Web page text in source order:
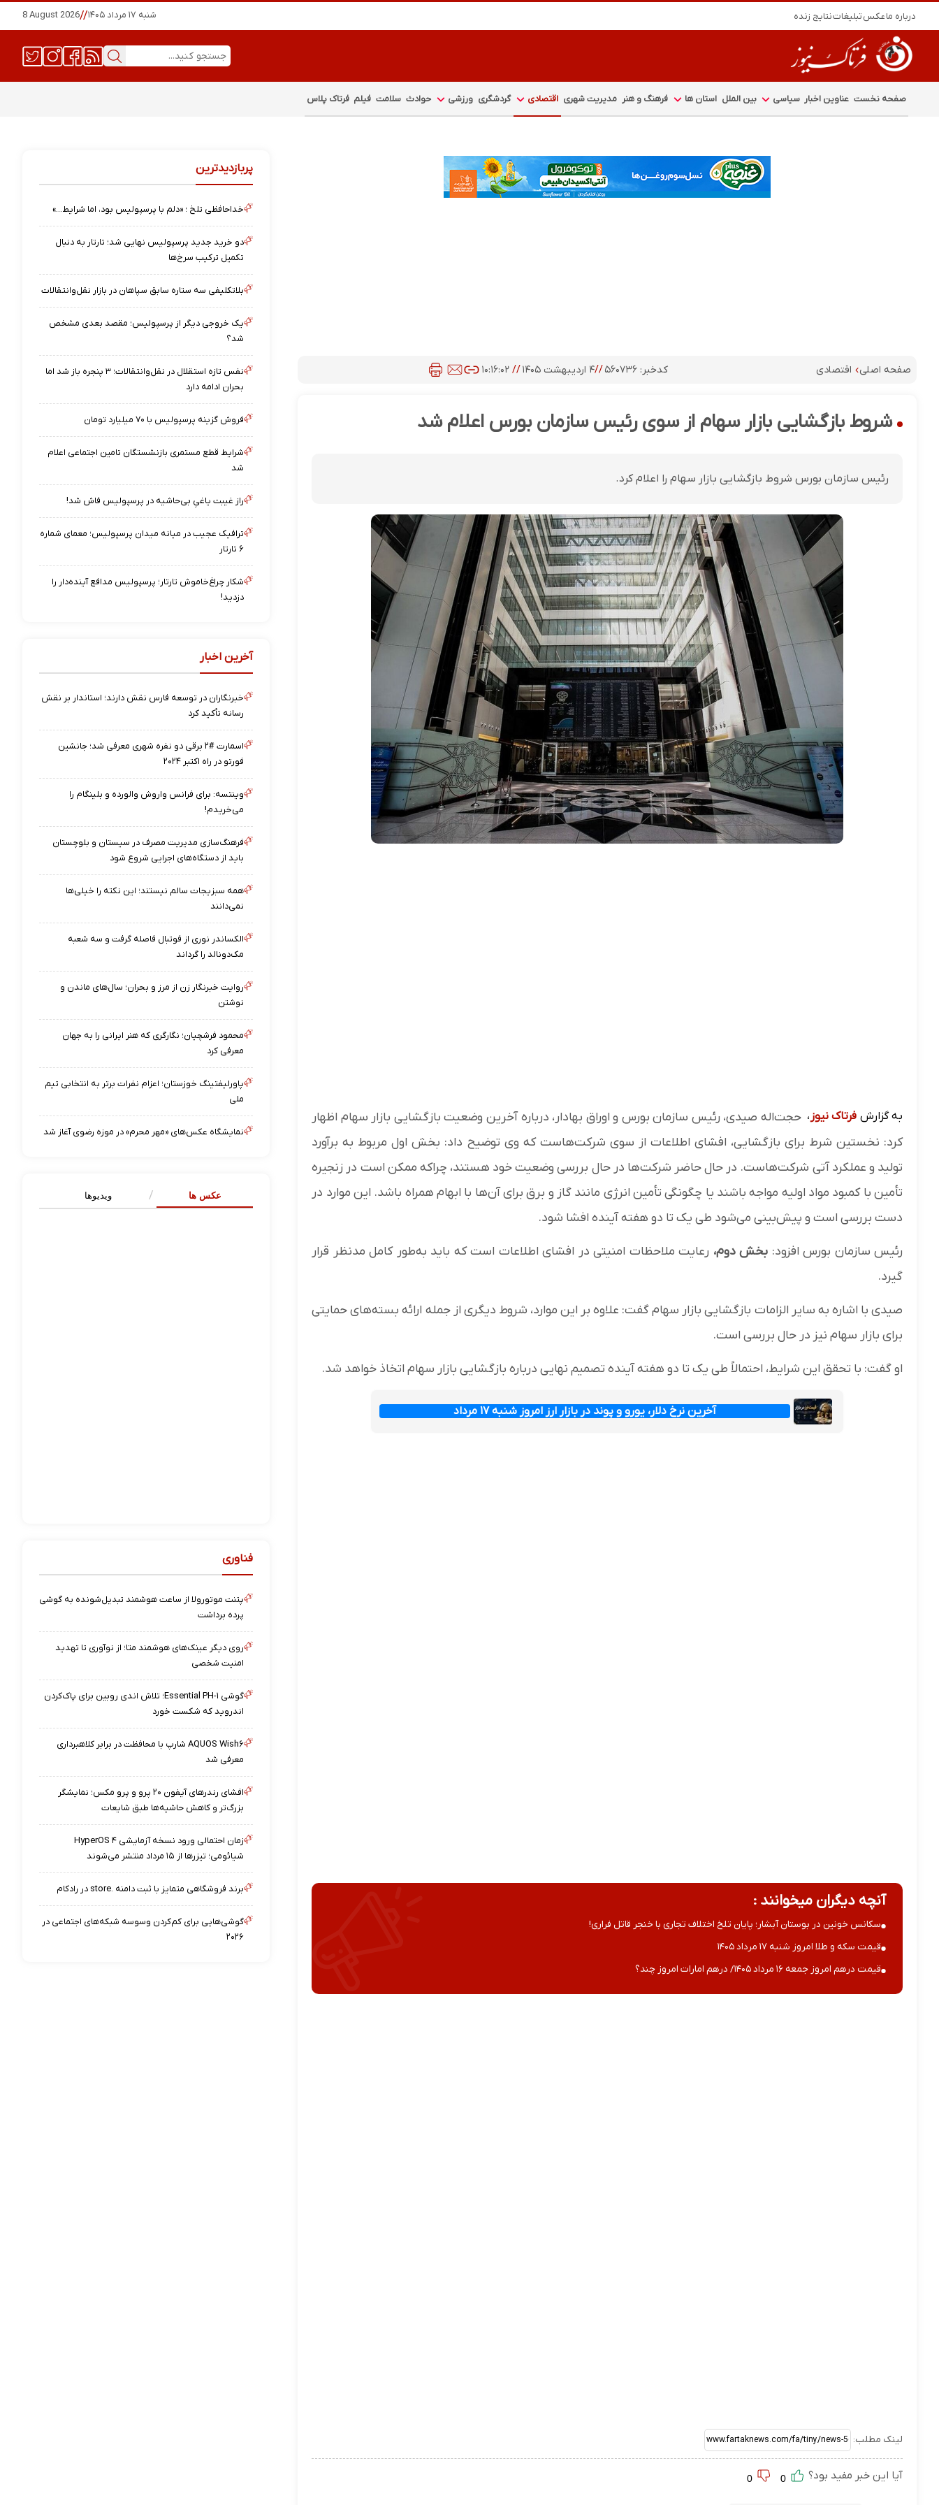
درباره ماعکستبلیغاتنتایج زنده شنبه ۱۷ مرداد ۱۴۰۵ //
8 August 2026
صفحه نخست عناوین اخبار سیاسی بین الملل استان ها فرهنگ و هنر مدیریت شهری اقتصادی گردشگری ورزشی حوادث سلامت فیلم فرتاک پلاس
صفحه اصلی اقتصادی کدخبر: ۵۶۰۷۳۶ //۴ اردیبهشت ۱۴۰۵ // ۱۰:۱۶:۰۲
شروط بازگشایی بازار سهام از سوی رئیس سازمان بورس اعلام شد
رئیس سازمان بورس شروط بازگشایی بازار سهام را اعلام کرد.
به گزارش فرتاک نیوز ، حجت‌اله صیدی، رئیس سازمان بورس و اوراق بهادار، درباره آخرین وضعیت بازگشایی بازار سهام اظهار
کرد: نخستین شرط برای بازگشایی، افشای اطلاعات از سوی شرکت‌هاست که وی توضیح داد: بخش اول مربوط به برآورد
تولید و عملکرد آتی شرکت‌هاست. در حال حاضر شرکت‌ها در حال بررسی وضعیت خود هستند، چراکه ممکن است در زنجیره
تأمین با کمبود مواد اولیه مواجه باشند یا چگونگی تأمین انرژی مانند گاز و برق برای آن‌ها با ابهام همراه باشد. این موارد در
دست بررسی است و پیش‌بینی می‌شود طی یک تا دو هفته آینده افشا شود.
رئیس سازمان بورس افزود: بخش دوم، رعایت ملاحظات امنیتی در افشای اطلاعات است که باید به‌طور کامل مدنظر قرار
گیرد.
صیدی با اشاره به سایر الزامات بازگشایی بازار سهام گفت: علاوه بر این موارد، شروط دیگری از جمله ارائه بسته‌های حمایتی
برای بازار سهام نیز در حال بررسی است.
او گفت: با تحقق این شرایط، احتمالاً طی یک تا دو هفته آینده تصمیم نهایی درباره بازگشایی بازار سهام اتخاذ خواهد شد.
آخرین نرخ دلار، یورو و پوند در بازار ارز امروز شنبه ۱۷ مرداد
آنچه دیگران میخوانند :
سکانس خونین در بوستان آبشار؛ پایان تلخ اختلاف تجاری با خنجر قاتل فراری!
قیمت سکه و طلا امروز شنبه ۱۷ مرداد ۱۴۰۵
قیمت درهم امروز جمعه ۱۶ مرداد ۱۴۰۵/ درهم امارات امروز چند؟
لینک مطلب:
آیا این خبر مفید بود؟
پربازدیدترین
خداحافظی تلخ ؛ «دلم با پرسپولیس بود، اما شرایط…»
دو خرید جدید پرسپولیس نهایی شد؛ تارتار به دنبال
تکمیل ترکیب سرخ‌ها
بلاتکلیفی سه ستاره سابق سپاهان در بازار نقل‌وانتقالات
یک خروجی دیگر از پرسپولیس؛ مقصد بعدی مشخص
شد؟
نفس تازه استقلال در نقل‌وانتقالات؛ ۳ پنجره باز شد اما
بحران ادامه دارد
فروش گزینه پرسپولیس با ۷۰ میلیارد تومان
شرایط قطع مستمری بازنشستگان تامین اجتماعی اعلام
شد
راز غیبت یاغیِ بی‌حاشیه در پرسپولیس فاش شد!
ترافیک عجیب در میانه میدان پرسپولیس؛ معمای شماره
۶ تارتار
شکار چراغ‌خاموش تارتار؛ پرسپولیس مدافع آینده‌دار را
دزدید!
آخرین اخبار
خبرنگاران در توسعه فارس نقش دارند؛ استاندار بر نقش
رسانه تأکید کرد
اسمارت #۲ برقی دو نفره شهری معرفی شد؛ جانشین
فورتو در راه اکتبر ۲۰۲۴
وینتسه: برای فرانس واروش والورده و بلینگام را
می‌خریدم!
فرهنگ‌سازی مدیریت مصرف در سیستان و بلوچستان
باید از دستگاه‌های اجرایی شروع شود
همه سبزیجات سالم نیستند؛ این نکته را خیلی‌ها
نمی‌دانند
الکساندر نوری از فوتبال فاصله گرفت و سه شعبه
مک‌دونالد را گرداند
روایت خبرنگار زن از مرز و بحران؛ سال‌های ماندن و
نوشتن
محمود فرشچیان؛ نگارگری که هنر ایرانی را به جهان
معرفی کرد
پاورلیفتینگ خوزستان؛ اعزام نفرات برتر به انتخابی تیم
ملی
نمایشگاه عکس‌های «مهر محرم» در موزه رضوی آغاز شد
عکس ها ویدیوها
فناوری
پتنت موتورولا از ساعت هوشمند تبدیل‌شونده به گوشی
پرده برداشت
روی دیگر عینک‌های هوشمند متا؛ از نوآوری تا تهدید
امنیت شخصی
گوشی Essential PH-۱؛ تلاش اندی روبین برای پاک‌کردن
اندروید که شکست خورد
AQUOS Wish۶ شارپ با محافظت در برابر کلاهبرداری
معرفی شد
افشای رندرهای آیفون ۲۰ پرو و پرو مکس؛ نمایشگر
بزرگ‌تر و کاهش حاشیه‌ها طبق شایعات
زمان احتمالی ورود نسخه آزمایشی HyperOS ۴
شیائومی؛ تیزرها از ۱۵ مرداد منتشر می‌شوند
برند فروشگاهی متمایز با ثبت دامنه .store در رادکام
گوشی‌هایی برای کم‌کردن وسوسه شبکه‌های اجتماعی در
۲۰۲۶